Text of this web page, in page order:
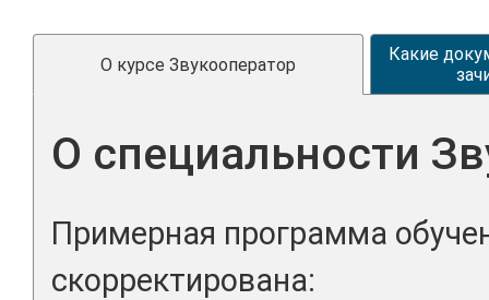
О курсе Звукооператор
Какие
О специальности
Примерная программа
скорректирована: